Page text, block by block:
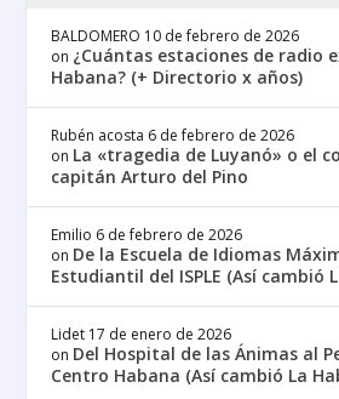
BALDOMERO 10 de febrero de 2026
on ¿Cuántas estaciones de radio
Habana? (+ Directorio x años)
Rubén acosta 6 de febrero de 2026
on La «tragedia de Luyanó» o el
capitán Arturo del Pino
Emilio 6 de febrero de 2026
on De la Escuela de Idiomas
Estudiantil del ISPLE (Así cambió
Lidet 17 de enero de 2026
on Del Hospital de las Ánimas al
Centro Habana (Así cambió La